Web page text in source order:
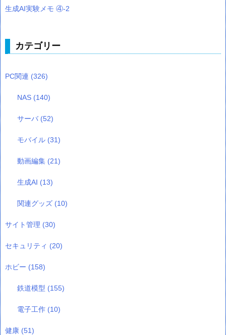
生成AI実験メモ ④-2
カテゴリー
PC関連 (326)
NAS (140)
サーバ (52)
モバイル (31)
動画編集 (21)
生成AI (13)
関連グッズ (10)
サイト管理 (30)
セキュリティ (20)
ホビー (158)
鉄道模型 (155)
電子工作 (10)
健康 (51)